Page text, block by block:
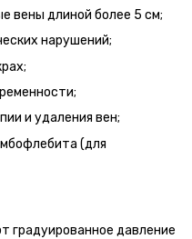
вены длиной более 5 см;
нарушений;
и удаления вен;
(для
градуированное давление